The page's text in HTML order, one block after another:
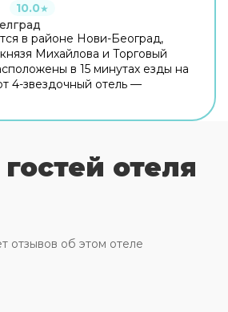
10.0★
в районе Нови-Београд,
Михайлова и Торговый
в 15 минутах езды на
4-звездочный отель —
и другими
которых минибар и ЖК-
на связи. Собственные
ванны. Предоставляются
отеля
отзывов об этом отеле